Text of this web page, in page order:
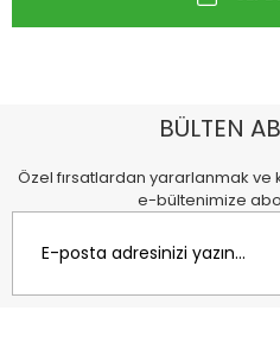
BÜLTEN
Özel fırsatlardan yararlanmak ve
e-bültenimize